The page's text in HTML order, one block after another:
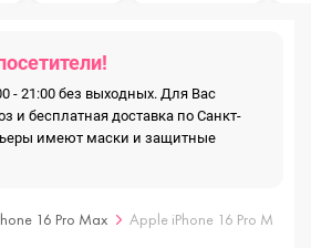
- 21:00 без выходных. Для Вас
и бесплатная доставка по Санкт-
имеют маски и защитные
16 Pro Max Apple iPhone 16 Pro Max